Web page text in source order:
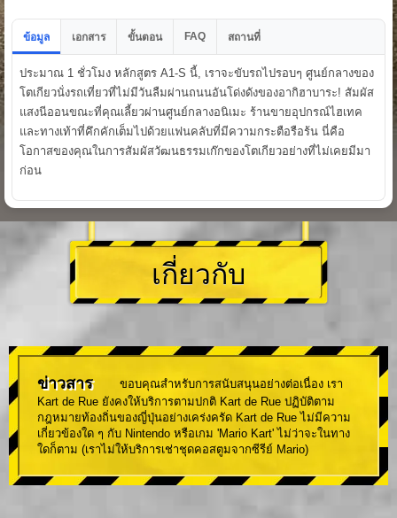
ข้อมูล เอกสาร ขั้นตอน FAQ สถานที่
ประมาณ 1 ชั่วโมง หลักสูตร A1-S นี้, เราจะขับรถไปรอบๆ ศูนย์กลางของ
โตเกียวนั่งรถเที่ยวที่ไม่มีวันลืมผ่านถนนอันโด่งดังของอากิฮาบาระ! สัมผัส
แสงนีออนขณะที่คุณเลี้ยวผ่านศูนย์กลางอนิเมะ ร้านขายอุปกรณ์ไฮเทค
และทางเท้าที่คึกคักเต็มไปด้วยแฟนคลับที่มีความกระตือรือร้น นี่คือ
โอกาสของคุณในการสัมผัสวัฒนธรรมเก๊กของโตเกียวอย่างที่ไม่เคยมีมา
ก่อน
เกี่ยวกับ
ข่าวสาร
ขอบคุณสำหรับการสนับสนุนอย่างต่อเนื่อง เรา
Kart de Rue ยังคงให้บริการตามปกติ Kart de Rue ปฏิบัติตาม
กฎหมายท้องถิ่นของญี่ปุ่นอย่างเคร่งครัด Kart de Rue ไม่มีความ
เกี่ยวข้องใด ๆ กับ Nintendo หรือเกม 'Mario Kart' ไม่ว่าจะในทาง
ใดก็ตาม (เราไม่ให้บริการเช่าชุดคอสตูมจากซีรีย์ Mario)